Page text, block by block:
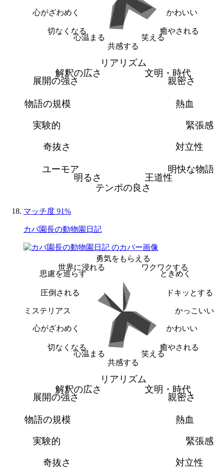
かわいい
癒やされる
笑える
共感する
心温まる
切なくなる
心がざわめく
リアリズム
文明・時代
親密さ
熱血
緊張感
対立性
明快な物語
王道性
テンポの良さ
明るさ
ユーモア
奇抜さ
実験的
物語の規模
展開の強さ
解釈の広さ
マッチ度 91%
カバ園長の動物園日記
勇気をもらえる
ワクワクする
ときめく
ドキッとする
かっこいい
かわいい
癒やされる
笑える
共感する
心温まる
切なくなる
心がざわめく
ミステリアス
圧倒される
思慮を巡らす
世界に浸れる
リアリズム
文明・時代
親密さ
熱血
緊張感
対立性
奇抜さ
実験的
物語の規模
展開の強さ
解釈の広さ